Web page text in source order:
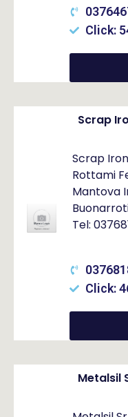
Click:
Scrap
Scrap
Rottami
Mantova
Tel:
Click:
Metalsil